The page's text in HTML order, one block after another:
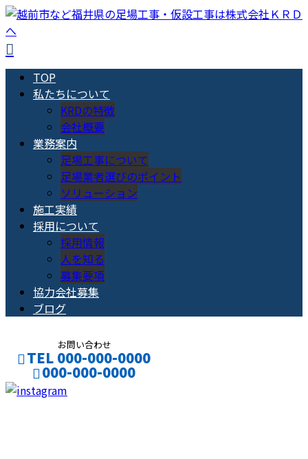
TOP
私たちについて
KRDの特徴
会社概要
業務案内
足場工事について
足場業者選びのポイント
ソリューション
施工実績
採用について
採用情報
人を知る
募集要項
協力会社募集
ブログ
お問い合わせ
TEL 000-000-0000
000-000-0000